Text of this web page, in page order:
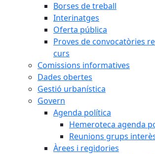
Borses de treball
Interinatges
Oferta pública
Proves de convocatòries
curs
Comissions informatives
Dades obertes
Gestió urbanística
Govern
Agenda política
Hemeroteca agenda
Reunions grups
Àrees i regidories